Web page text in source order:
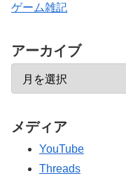
ゲーム雑記
アーカイブ
メディア
YouTube
Threads